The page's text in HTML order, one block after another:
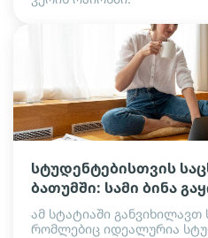
სტუდენტებისთვის
ბათუმში: სამი ბინა
ამ სტატიაში განვიხილავთ
რომლებიც იდეალურია